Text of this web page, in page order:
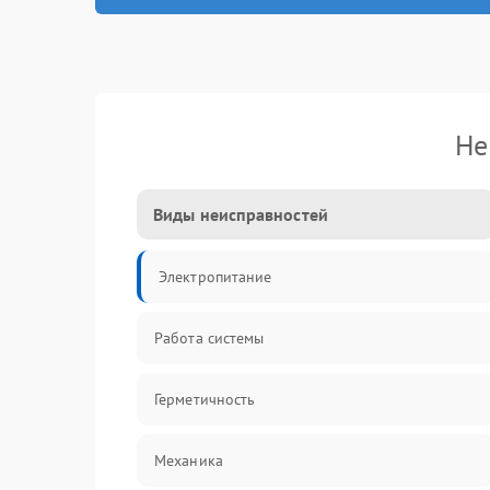
Виды неисправностей
Электропитание
Работа системы
Герметичность
Механика